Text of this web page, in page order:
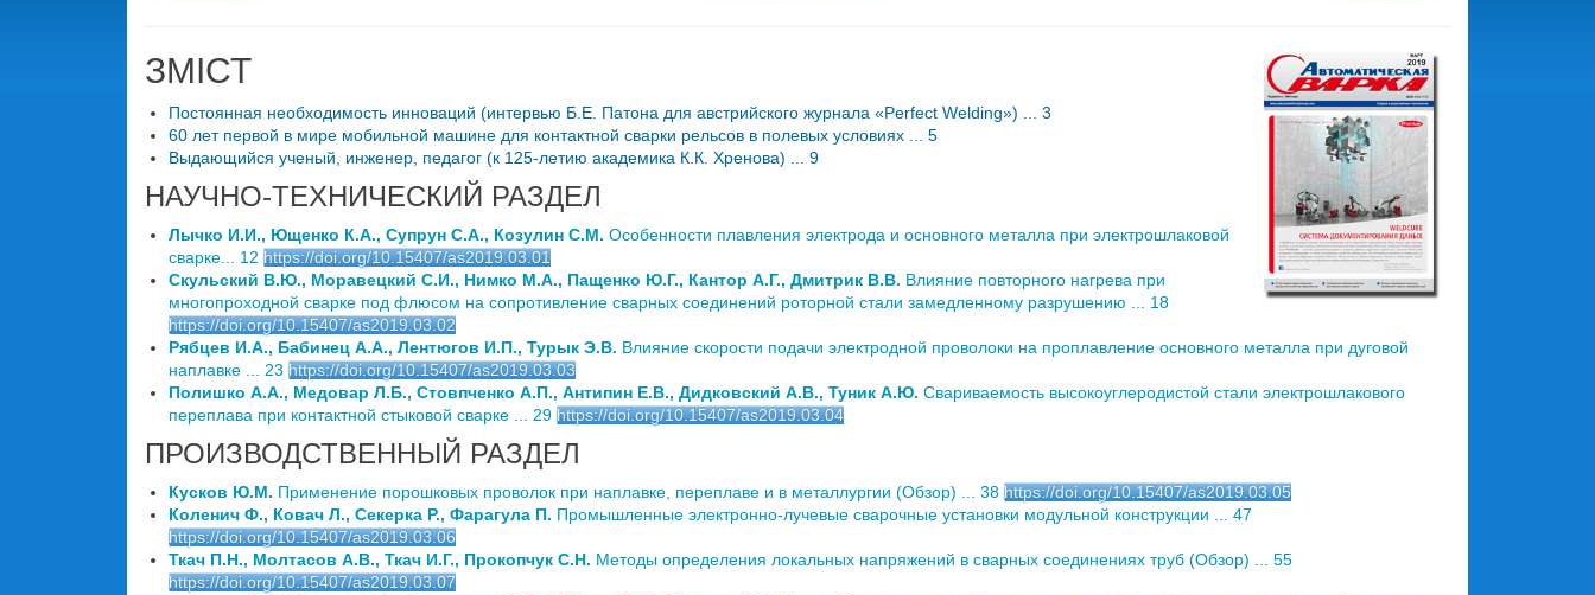
ЗМІСТ
Постоянная необходимость инноваций (интервью Б.Е. Патона для австрийского журнала «Perfect Welding») ... 3
60 лет первой в мире мобильной машине для контактной сварки рельсов в полевых условиях ... 5
Выдающийся ученый, инженер, педагог (к 125-летию академика К.К. Хренова) ... 9
НАУЧНО-ТЕХНИЧЕСКИЙ РАЗДЕЛ
Лычко И.И., Ющенко К.А., Супрун С.А., Козулин С.М. Особенности плавления электрода и основного металла при электрошлаковой
сварке... 12 https://doi.org/10.15407/as2019.03.01
Скульский В.Ю., Моравецкий С.И., Нимко М.А., Пащенко Ю.Г., Кантор А.Г., Дмитрик В.В. Влияние повторного нагрева при
многопроходной сварке под флюсом на сопротивление сварных соединений роторной стали замедленному разрушению ... 18
https://doi.org/10.15407/as2019.03.02
Рябцев И.А., Бабинец А.А., Лентюгов И.П., Турык Э.В. Влияние скорости подачи электродной проволоки на проплавление основного металла при дуговой
наплавке ... 23 https://doi.org/10.15407/as2019.03.03
Полишко А.А., Медовар Л.Б., Стовпченко А.П., Антипин Е.В., Дидковский А.В., Туник А.Ю. Свариваемость высокоуглеродистой стали электрошлакового
переплава при контактной стыковой сварке ... 29 https://doi.org/10.15407/as2019.03.04
ПРОИЗВОДСТВЕННЫЙ РАЗДЕЛ
Кусков Ю.М. Применение порошковых проволок при наплавке, переплаве и в металлургии (Обзор) ... 38 https://doi.org/10.15407/as2019.03.05
Коленич Ф., Ковач Л., Секерка Р., Фарагула П. Промышленные электронно-лучевые сварочные установки модульной конструкции ... 47
https://doi.org/10.15407/as2019.03.06
Ткач П.Н., Молтасов А.В., Ткач И.Г., Прокопчук С.Н. Методы определения локальных напряжений в сварных соединениях труб (Обзор) ... 55
https://doi.org/10.15407/as2019.03.07